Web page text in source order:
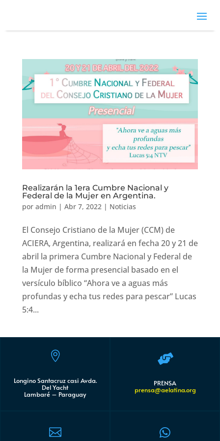
Realizarán la 1era Cumbre Nacional y
Federal de la Mujer en Argentina.
por admin | Abr 7, 2022| Noticias
El Consejo Cristiano de la Mujer (CCM) de
ACIERA, Argentina, realizará en fecha 20 y 21 de
abril la primera Cumbre Nacional y Federal de
la Mujer de forma presencial basado en el
versículo bíblico “Ahora ve a aguas más
profundas y echa tus redes para pescar” Lucas
5:4...

Longino Santacruz casi Avda.
Del Yacht
Lambaré – Paraguay


PRENSA
prensa@aelatina.org
